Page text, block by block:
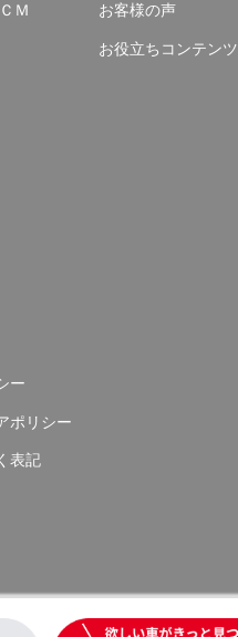
Ｍ お客様の声
お役立ちコンテンツ
ー
ポリシー
表記